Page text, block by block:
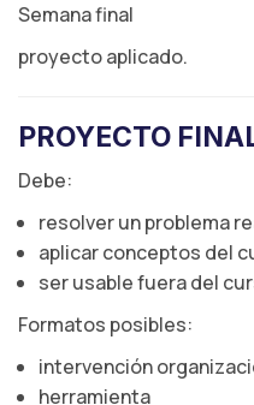
Semana final
proyecto aplicado.
PROYECTO
Debe:
resolver un problema
aplicar conceptos del
ser usable fuera del
Formatos posibles:
intervención
herramienta